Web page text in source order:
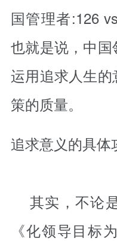
国管理者:126
也就是说，中
运用追求人生
策的质量。
追求意义的具体
其实，不论
《化领导目标